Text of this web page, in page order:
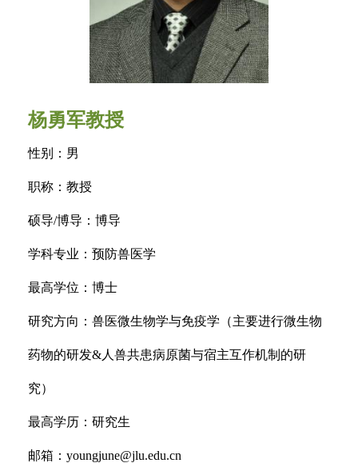
杨勇军教授
性别：男
职称：教授
硕导/博导：博导
学科专业：预防兽医学
最高学位：博士
研究方向：兽医微生物学与免疫学（主要进行微生物
药物的研发&人兽共患病原菌与宿主互作机制的研
究）
最高学历：研究生
邮箱：youngjune@jlu.edu.cn